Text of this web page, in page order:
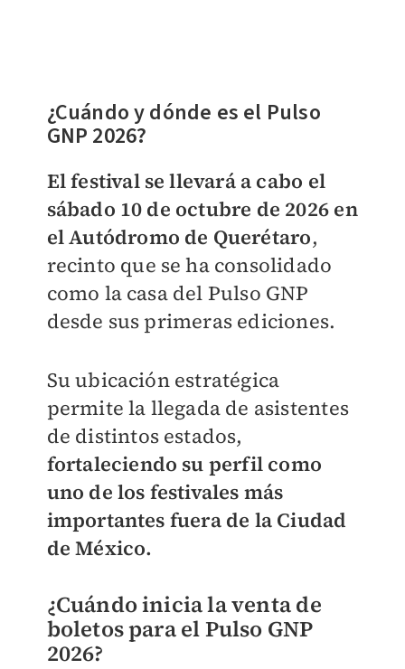
¿Cuándo y dónde es el Pulso
GNP 2026?
El festival se llevará a cabo el
sábado 10 de octubre de 2026 en
el Autódromo de Querétaro,
recinto que se ha consolidado
como la casa del Pulso GNP
desde sus primeras ediciones.
Su ubicación estratégica
permite la llegada de asistentes
de distintos estados,
fortaleciendo su perfil como
uno de los festivales más
importantes fuera de la Ciudad
de México.
¿Cuándo inicia la venta de
boletos para el Pulso GNP
2026?